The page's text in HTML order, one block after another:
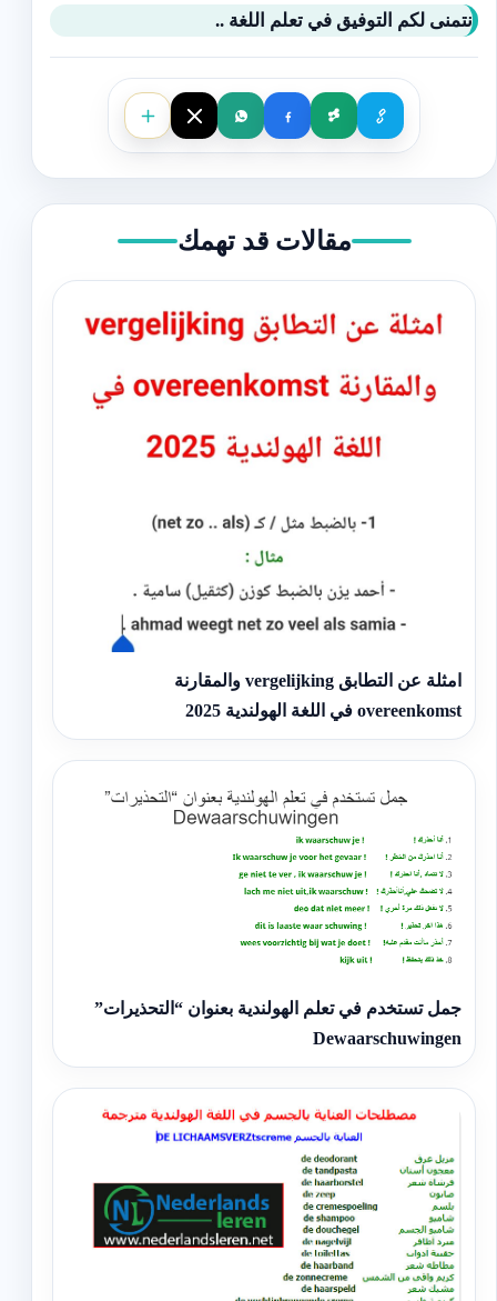
نتمنى لكم التوفيق في تعلم اللغة ..
مقالات قد تهمك
امثلة عن التطابق vergelijking والمقارنة
overeenkomst في اللغة الهولندية 2025
جمل تستخدم في تعلم الهولندية بعنوان “التحذيرات”
Dewaarschuwingen